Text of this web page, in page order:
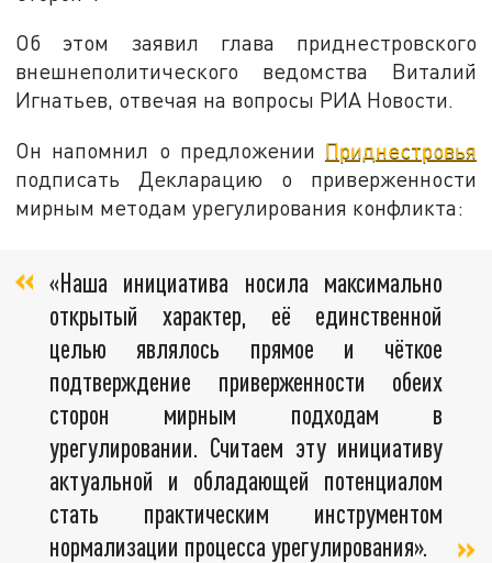
Об этом заявил глава приднестровского
внешнеполитического ведомства Виталий
Игнатьев, отвечая на вопросы РИА Новости.
Он напомнил о предложении Приднестровья
подписать Декларацию о приверженности
мирным методам урегулирования конфликта:
«Наша инициатива носила максимально
открытый характер, её единственной
целью являлось прямое и чёткое
подтверждение приверженности обеих
сторон мирным подходам в
урегулировании. Считаем эту инициативу
актуальной и обладающей потенциалом
стать практическим инструментом
нормализации процесса урегулирования».